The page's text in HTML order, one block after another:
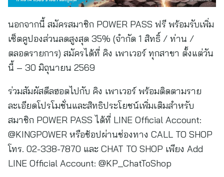
นอกจากนี้ สมัครสมาชิก POWER PASS ฟรี พร้อมรับเพิ่ม
เซ็ตคูปองส่วนลดสูงสุด 35% (จำกัด 1 สิทธิ์ / ท่าน /
ตลอดรายการ) สมัครได้ที่ คิง เพาเวอร์ ทุกสาขา ตั้งแต่วัน
นี้ – 30 มิถุนายน 2569
ร่วมสัมผัสดีลฮอตไปกับ คิง เพาเวอร์ พร้อมติดตามราย
ละเอียดโปรโมชั่นและสิทธิประโยชน์เพิ่มเติมสำหรับ
สมาชิก POWER PASS ได้ที่ LINE Official Account:
@KINGPOWER หรือช้อปผ่านช่องทาง CALL TO SHOP
โทร. 02-338-7870 และ CHAT TO SHOP เพียง Add
LINE Official Account: @KP_ChatToShop